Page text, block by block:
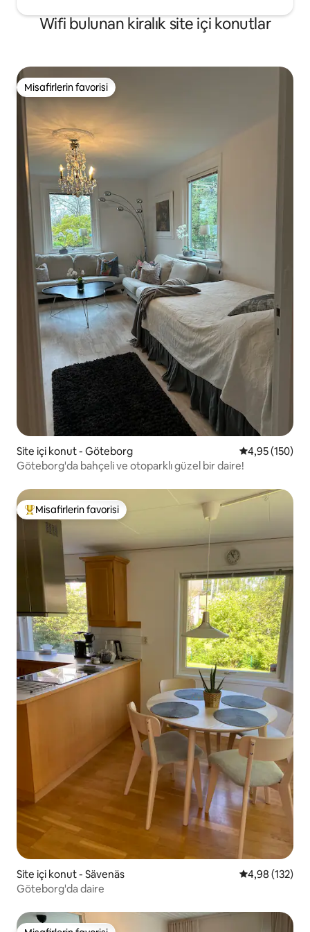
Wifi bulunan kiralık site içi konutlar
Misafirlerin favorisi
Misafirlerin favorisi
Site içi konut - Göteborg 5 üzerinden
4,95 (150)
Göteborg'da bahçeli ve otoparklı güzel bir daire!
Misafirlerin favorilerinden en beğenilenler arasında
Misafirlerin favorisi
Site içi konut - Sävenäs 5 üzerinden
4,98 (132)
Göteborg'da daire